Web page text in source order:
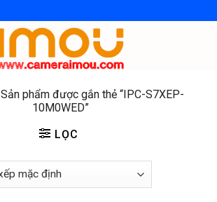
Sản phẩm được gắn thẻ “IPC-S7XEP-
10M0WED”
LỌC